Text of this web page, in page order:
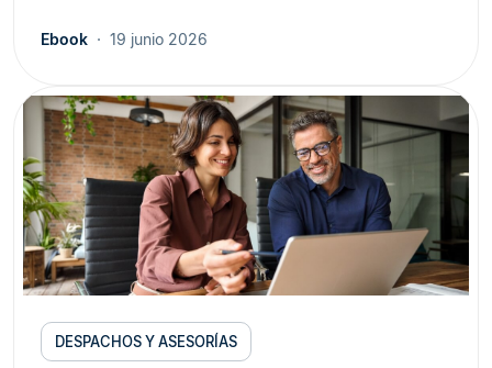
Ebook 19 junio 2026
DESPACHOS Y ASESORÍAS